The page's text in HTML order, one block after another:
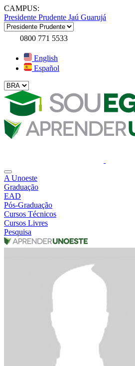
CAMPUS:
Presidente Prudente Jaú Guarujá
0800 771 5533
English
Español
A Unoeste
Graduação
EAD
Pós-Graduação
Cursos Técnicos
Cursos Livres
Pesquisa